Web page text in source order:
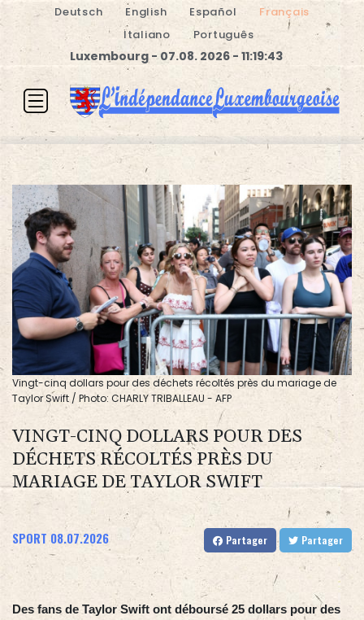
Deutsch English Español
Français
Italiano
Português
Luxembourg - 07.08. 2026 - 11:19:44
Vingt-cinq dollars pour des déchets récoltés près du mariage de
Taylor Swift / Photo: CHARLY TRIBALLEAU - AFP
VINGT-CINQ DOLLARS POUR DES
DÉCHETS RÉCOLTÉS PRÈS DU
MARIAGE DE TAYLOR SWIFT
SPORT 08.07.2026 Partager Partager
Des fans de Taylor Swift ont déboursé 25 dollars pour des